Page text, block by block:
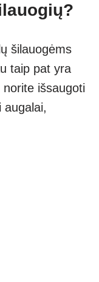
šilauogėms
taip pat yra
išsaugoti
augalai,